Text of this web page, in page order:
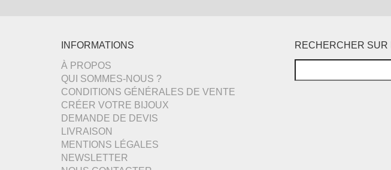
INFORMATIONS
À PROPOS
QUI SOMMES-NOUS ?
CONDITIONS GÉNÉRALES DE VENTE
CRÉER VOTRE BIJOUX
DEMANDE DE DEVIS
LIVRAISON
MENTIONS LÉGALES
NEWSLETTER
RECHERCHER SUR